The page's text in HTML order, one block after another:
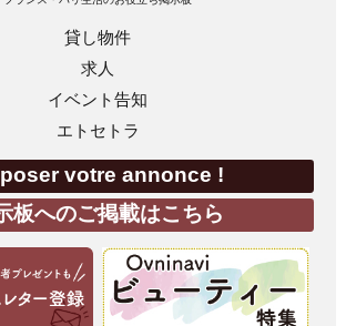
貸し物件
求人
イベント告知
エトセトラ
votre annonce !
板へのご掲載はこちら